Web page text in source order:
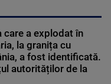
care a explodat în
la granița cu
a fost identificată.
autorităților de la